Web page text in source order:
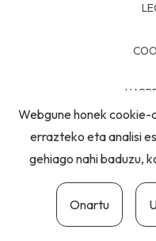
Webgune honek
errazteko eta analisi
gehiago nahi baduzu,
Onartu